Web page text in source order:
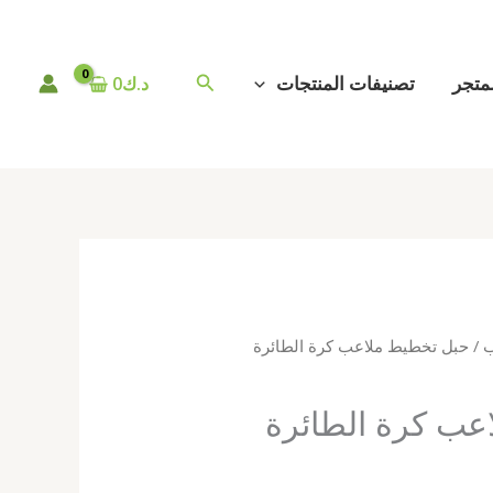
تصنيفات المنتجات البحث د.ك0
/ حبل تخطيط ملاعب كرة الطائرة
كرة الطائرة